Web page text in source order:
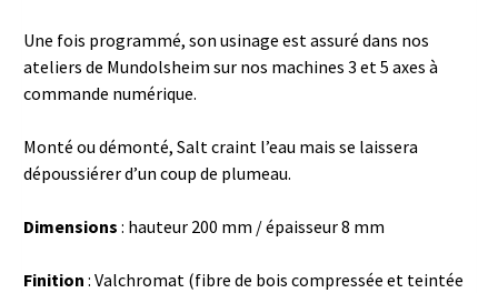
Une fois programmé, son usinage est assuré dans nos
ateliers de Mundolsheim sur nos machines 3 et 5 axes à
commande numérique.
Monté ou démonté, Salt craint l’eau mais se laissera
dépoussiérer d’un coup de plumeau.
Dimensions : hauteur 200 mm / épaisseur 8 mm
Finition : Valchromat (fibre de bois compressée et teintée